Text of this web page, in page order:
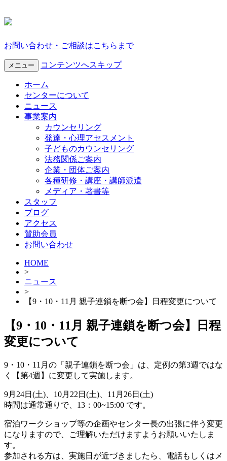
お問い合わせ・ご相談はこちらまで
メニュー コンテンツへスキップ
ホーム
センターについて
ニュース
事業案内
カウンセリング
発達・心理アセスメント
子どものカウンセリング
法務関係ご案内
企業・団体ご案内
各種研修・講座・講師派遣
メディア・著書等
スタッフ
ブログ
アクセス
賛助会員
お問い合わせ
HOME
>
ニュース
>
【9・10・11月 親子連鎖を断つ会】日程変更について
【9・10・11月 親子連鎖を断つ会】日程
変更について
9・10・11月の「親子連鎖を断つ会」は、定例の第3週ではな
く【第4週】に変更して実施します。
9月24日(土)、10月22日(土)、11月26日(土)
時間は通常通りで、13：00~15:00 です。
宿泊ワークショップ等の企画やセンター長の出張に伴う変更
になりますので、ご理解いただけますようお願いいたしま
す。
参加される方は、実施日が近づきましたら、電話もしくはメ